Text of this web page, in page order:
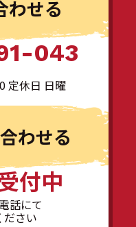
わせる
043
定休日 日曜
わせる
付中
話にて
ださい